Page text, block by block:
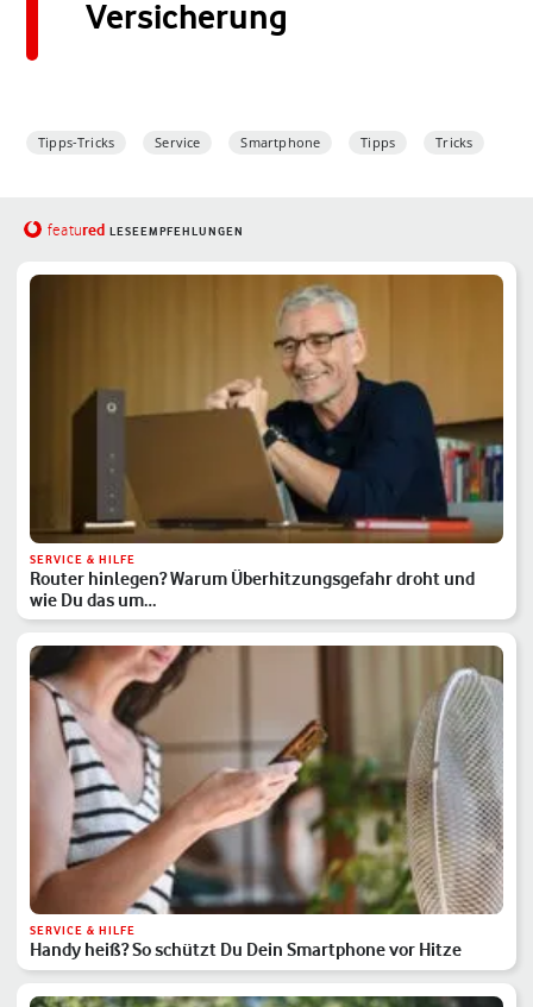
Versicherung
Tipps-Tricks Service Smartphone Tipps Tricks
featured LESEEMPFEHLUNGEN
SERVICE & HILFE
Router hinlegen? Warum Überhitzungsgefahr droht und
wie Du das um…
SERVICE & HILFE
Handy heiß? So schützt Du Dein Smartphone vor Hitze